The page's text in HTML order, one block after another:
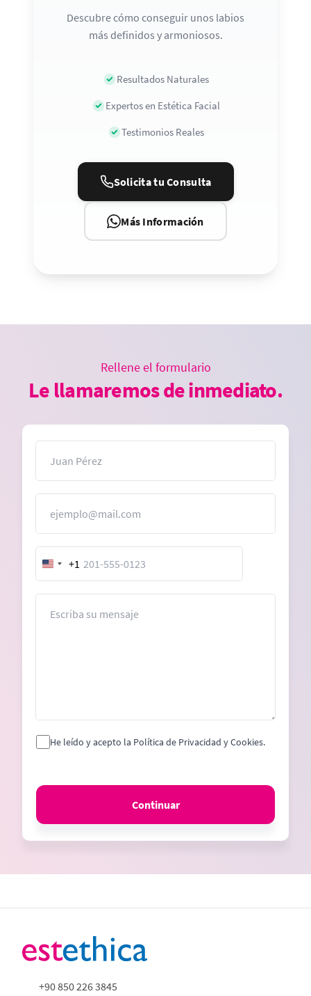
Descubre cómo conseguir unos labios
más definidos y armoniosos.
Resultados Naturales
Expertos en Estética Facial
Testimonios Reales
Solicita tu Consulta
Más Información
Rellene el formulario
Le llamaremos de inmediato.
United
States
+1
He leído y acepto la Política de Privacidad y Cookies.
Continuar
+90 850 226 3845